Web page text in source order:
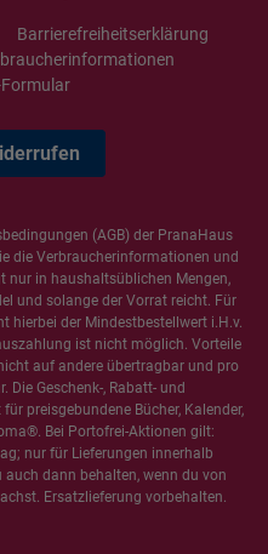
Barrierefreiheitserklärung
(AGB) der PranaHaus
die Verbraucherinformationen und
nur in haushaltsüblichen Mengen,
und solange der Vorrat reicht. Für
hierbei der Mindestbestellwert i.H.v.
ist nicht möglich. Vorteile
auf andere übertragbar und pro
Geschenk-, Rabatt- und
preisgebundene Bücher, Kalender,
Bei Portofrei-Aktionen gilt:
nur für Lieferungen innerhalb
auch dann behalten, wenn du von
Ersatzlieferung vorbehalten.